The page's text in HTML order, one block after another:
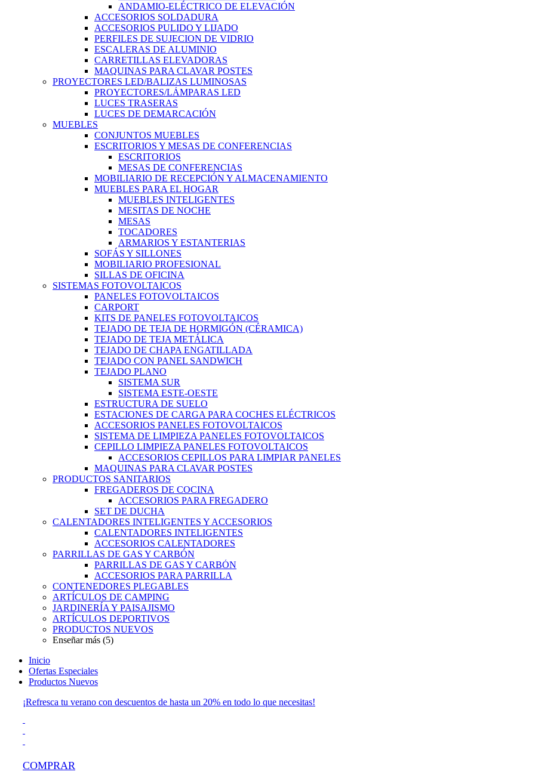
ANDAMIO-ELÉCTRICO DE ELEVACIÓN
ACCESORIOS SOLDADURA
ACCESORIOS PULIDO Y LIJADO
PERFILES DE SUJECION DE VIDRIO
ESCALERAS DE ALUMINIO
CARRETILLAS ELEVADORAS
MAQUINAS PARA CLAVAR POSTES
PROYECTORES LED/BALIZAS LUMINOSAS
PROYECTORES/LÁMPARAS LED
LUCES TRASERAS
LUCES DE DEMARCACIÓN
MUEBLES
CONJUNTOS MUEBLES
ESCRITORIOS Y MESAS DE CONFERENCIAS
ESCRITORIOS
MESAS DE CONFERENCIAS
MOBILIARIO DE RECEPCIÓN Y ALMACENAMIENTO
MUEBLES PARA EL HOGAR
MUEBLES INTELIGENTES
MESITAS DE NOCHE
MESAS
TOCADORES
ARMARIOS Y ESTANTERIAS
SOFÁS Y SILLONES
MOBILIARIO PROFESIONAL
SILLAS DE OFICINA
SISTEMAS FOTOVOLTAICOS
PANELES FOTOVOLTAICOS
CARPORT
KITS DE PANELES FOTOVOLTAICOS
TEJADO DE TEJA DE HORMIGÓN (CÉRAMICA)
TEJADO DE TEJA METÁLICA
TEJADO DE CHAPA ENGATILLADA
TEJADO CON PANEL SANDWICH
TEJADO PLANO
SISTEMA SUR
SISTEMA ESTE-OESTE
ESTRUCTURA DE SUELO
ESTACIONES DE CARGA PARA COCHES ELÉCTRICOS
ACCESORIOS PANELES FOTOVOLTAICOS
SISTEMA DE LIMPIEZA PANELES FOTOVOLTAICOS
CEPILLO LIMPIEZA PANELES FOTOVOLTAICOS
ACCESORIOS CEPILLOS PARA LIMPIAR PANELES
MAQUINAS PARA CLAVAR POSTES
PRODUCTOS SANITARIOS
FREGADEROS DE COCINA
ACCESORIOS PARA FREGADERO
SET DE DUCHA
CALENTADORES INTELIGENTES Y ACCESORIOS
CALENTADORES INTELIGENTES
ACCESORIOS CALENTADORES
PARRILLAS DE GAS Y CARBÓN
PARRILLAS DE GAS Y CARBÓN
ACCESORIOS PARA PARRILLA
CONTENEDORES PLEGABLES
ARTÍCULOS DE CAMPING
JARDINERÍA Y PAISAJISMO
ARTÍCULOS DEPORTIVOS
PRODUCTOS NUEVOS
Enseñar más (5)
Inicio
Ofertas Especiales
Productos Nuevos
¡Refresca tu verano con descuentos de hasta un 20% en todo lo que necesitas!
COMPRAR